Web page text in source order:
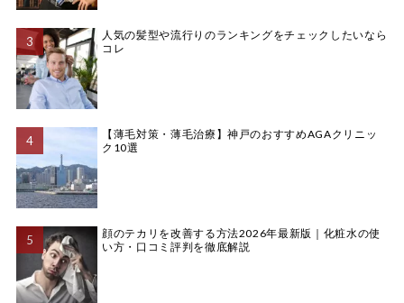
人気の髪型や流行りのランキングをチェックしたいなら
コレ
【薄毛対策・薄毛治療】神戸のおすすめAGAクリニッ
ク10選
顔のテカリを改善する方法2026年最新版｜化粧水の使
い方・口コミ評判を徹底解説